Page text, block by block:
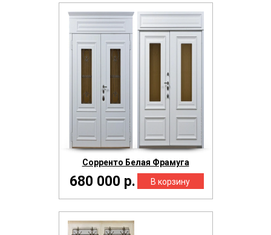
Сорренто Белая Фрамуга
680 000 р.